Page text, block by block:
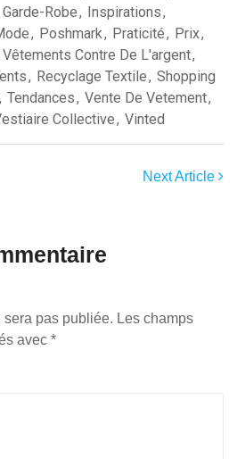
Garde-Robe, Inspirations,
, Poshmark, Praticité, Prix,
Vêtements Contre De L'argent,
, Recyclage Textile, Shopping
, Tendances, Vente De Vetement,
Collective, Vinted
Next Article
sera pas publiée. Les champs
avec *